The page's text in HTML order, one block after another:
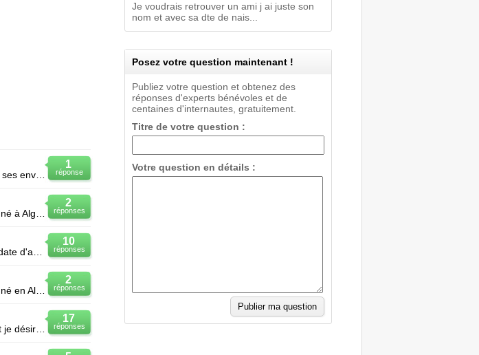
1
réponse
Je viens d'apprendre la naissance de mon petit-fils à Thionville ou ses environs début janvier 2014.
2
réponses
10
réponses
2
réponses
Bonjour, Je souhaite avoir l'acte de naissance de mon grand père né en Algerie à paléstro 1880, je
17
réponses
J'ai été abandonnée a l'age de 2 mois , il y a maintenant 45 ans et je désirerais retrouver ma mère
Je voudrais retrouver un ami j ai juste son
nom et avec sa dte de nais...
Posez votre question maintenant !
Publiez votre question et obtenez des
réponses d'experts bénévoles et de
centaines d'internautes, gratuitement.
Titre de votre question :
Votre question en détails :